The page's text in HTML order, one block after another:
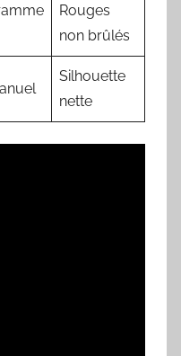
Rouges
non brûlés
Silhouette
nette